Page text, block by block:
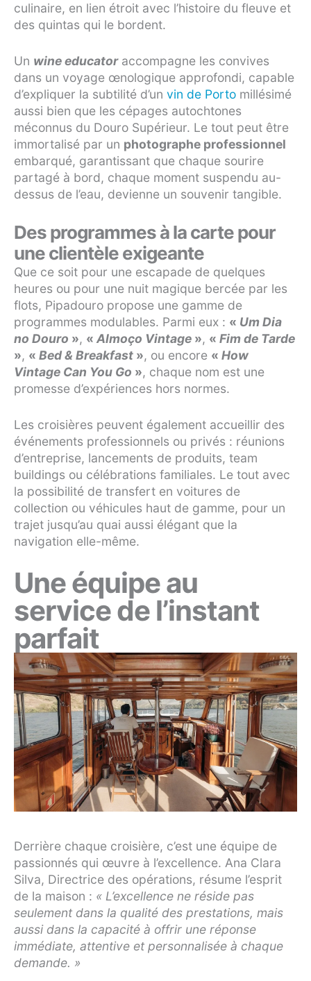
culinaire, en lien étroit avec l’histoire du fleuve et
des quintas qui le bordent.
Un wine educatoraccompagne les convives
dans un voyage œnologique approfondi, capable
d’expliquer la subtilité d’un vin de Porto millésimé
aussi bien que les cépages autochtones
méconnus du Douro Supérieur. Le tout peut être
immortalisé par un photographe professionnel
embarqué, garantissant que chaque sourire
partagé à bord, chaque moment suspendu au-
dessus de l’eau, devienne un souvenir tangible.
Des programmes à la carte pour
une clientèle exigeante
Que ce soit pour une escapade de quelques
heures ou pour une nuit magique bercée par les
flots, Pipadouro propose une gamme de
programmes modulables. Parmi eux : « Um Dia
no Douro », « Almoço Vintage », « Fim de Tarde
», « Bed & Breakfast », ou encore « How
Vintage Can You Go », chaque nom est une
promesse d’expériences hors normes.
Les croisières peuvent également accueillir des
événements professionnels ou privés : réunions
d’entreprise, lancements de produits, team
buildings ou célébrations familiales. Le tout avec
la possibilité de transfert en voitures de
collection ou véhicules haut de gamme, pour un
trajet jusqu’au quai aussi élégant que la
navigation elle-même.
Une équipe au
service de l’instant
parfait
Derrière chaque croisière, c’est une équipe de
passionnés qui œuvre à l’excellence. Ana Clara
Silva, Directrice des opérations, résume l’esprit
de la maison : « L’excellence ne réside pas
seulement dans la qualité des prestations, mais
aussi dans la capacité à offrir une réponse
immédiate, attentive et personnalisée à chaque
demande. »